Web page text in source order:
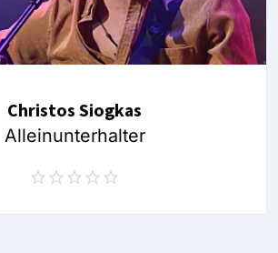
Christos Siogkas
Alleinunterhalter